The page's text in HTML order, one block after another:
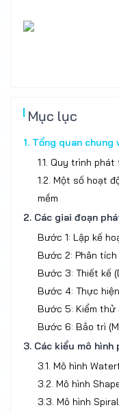
Mục lục
1. Tổng quan
1.1. Quy trình
1.2. Một số hoạt
mềm
2. Các giai đoạn
Bước 1: Lập kế
Bước 2: Phân
Bước 3: Thiết kế
Bước 4: Thực
Bước 5: Kiểm thử
Bước 6: Bảo trì
3. Các kiểu mô
3.1. Mô hình
3.2. Mô hình
3.3. Mô hình